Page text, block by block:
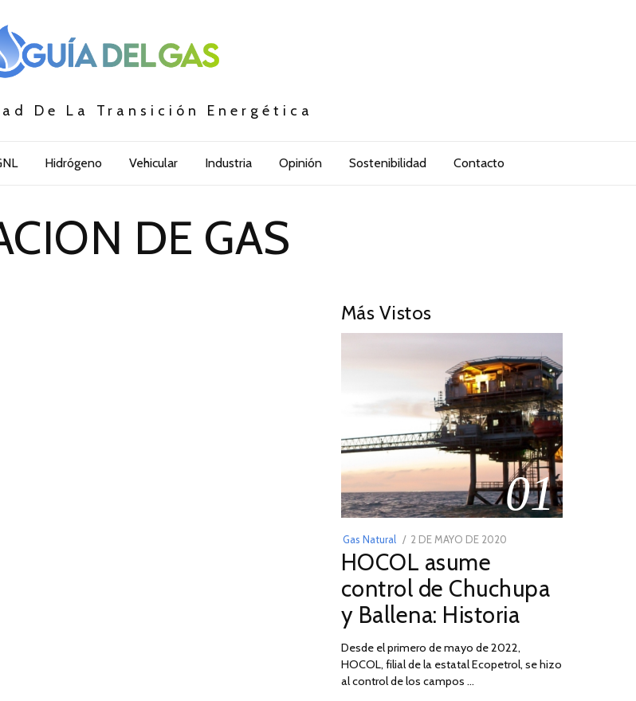
De La Transición Energética
Hidrógeno Vehicular Industria Opinión Sostenibilidad Contacto
DE GAS
Más Vistos
01
Gas Natural
POSTED
ON
2 DE MAYO DE 2020
DE
2026
HOCOL asume
control de Chuchupa
y Ballena: Historia
Desde el primero de mayo de 2022,
HOCOL, filial de la estatal Ecopetrol, se hizo
al control de los campos …